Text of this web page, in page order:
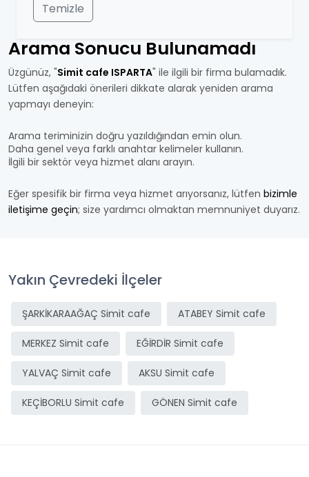
Temizle
Arama Sonucu Bulunamadı
Üzgünüz, "Simit cafe ISPARTA" ile ilgili bir firma bulamadık.
Lütfen aşağıdaki önerileri dikkate alarak yeniden arama
yapmayı deneyin:
Arama teriminizin doğru yazıldığından emin olun.
Daha genel veya farklı anahtar kelimeler kullanın.
İlgili bir sektör veya hizmet alanı arayın.
Eğer spesifik bir firma veya hizmet arıyorsanız, lütfen bizimle
iletişime geçin; size yardımcı olmaktan memnuniyet duyarız.
Yakın Çevredeki İlçeler
ŞARKİKARAAĞAÇ Simit cafe ATABEY Simit cafe
MERKEZ Simit cafe EĞİRDİR Simit cafe
YALVAÇ Simit cafe AKSU Simit cafe
KEÇİBORLU Simit cafe GÖNEN Simit cafe